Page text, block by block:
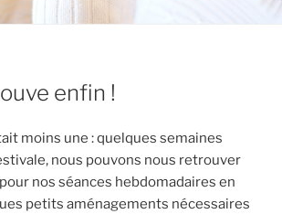
enfin !
moins une : quelques semaines
nous pouvons nous retrouver
pour nos séances hebdomadaires en
petits aménagements nécessaires